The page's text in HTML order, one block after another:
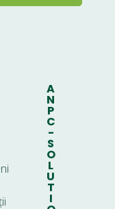
A
N
P
C
-
S
O
L
U
T
I